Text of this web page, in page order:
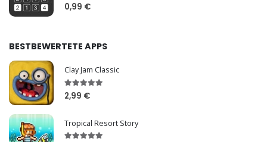
0,99 €
BESTBEWERTETE APPS
Clay Jam Classic
2,99 €
Tropical Resort Story